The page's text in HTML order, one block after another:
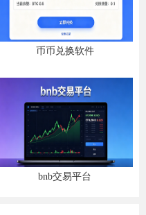
币币兑换软件
bnb交易平台